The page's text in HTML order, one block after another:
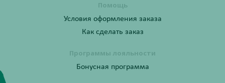
Помощь
Условия оформления заказа
Как сделать заказ
Программы лояльности
Бонусная программа